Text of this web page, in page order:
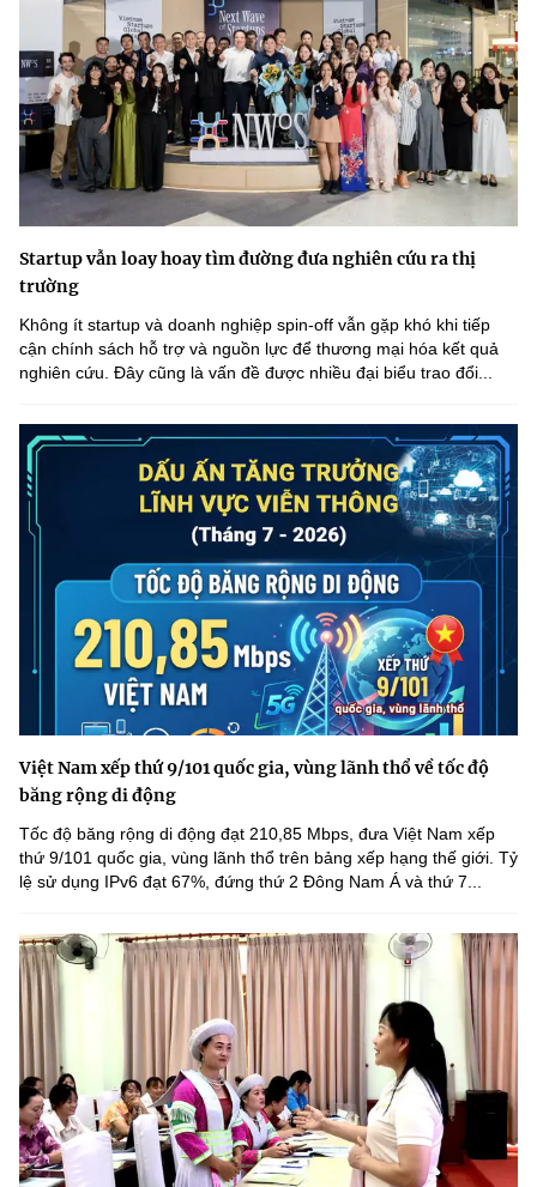
Startup vẫn loay hoay tìm đường đưa nghiên cứu ra thị
trường
Không ít startup và doanh nghiệp spin-off vẫn gặp khó khi tiếp
cận chính sách hỗ trợ và nguồn lực để thương mại hóa kết quả
nghiên cứu. Đây cũng là vấn đề được nhiều đại biểu trao đổi...
Việt Nam xếp thứ 9/101 quốc gia, vùng lãnh thổ về tốc độ
băng rộng di động
Tốc độ băng rộng di động đạt 210,85 Mbps, đưa Việt Nam xếp
thứ 9/101 quốc gia, vùng lãnh thổ trên bảng xếp hạng thế giới. Tỷ
lệ sử dụng IPv6 đạt 67%, đứng thứ 2 Đông Nam Á và thứ 7...